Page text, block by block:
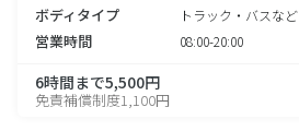
ボディタイプ トラック・バスなど
営業時間 08:00-20:00
6時間まで5,500円
免責補償制度1,100円